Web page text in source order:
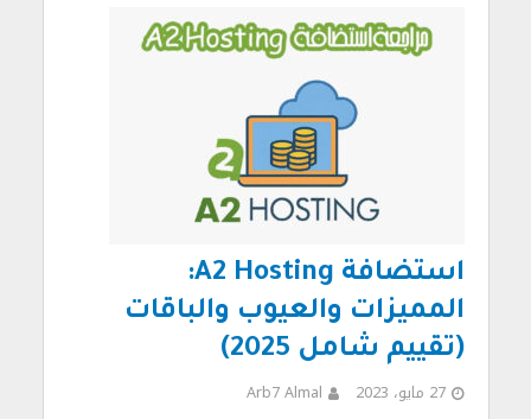
استضافة A2 Hosting:
المميزات والعيوب والباقات
(تقييم شامل 2025)
27 مايو، 2023 Arb7 Almal